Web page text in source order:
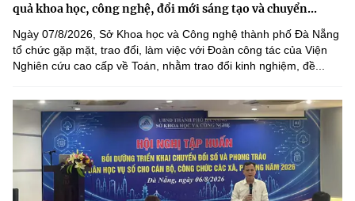
quả khoa học, công nghệ, đổi mới sáng tạo và chuyển...
Ngày 07/8/2026, Sở Khoa học và Công nghệ thành phố Đà Nẵng
tổ chức gặp mặt, trao đổi, làm việc với Đoàn công tác của Viện
Nghiên cứu cao cấp về Toán, nhằm trao đổi kinh nghiệm, đề...